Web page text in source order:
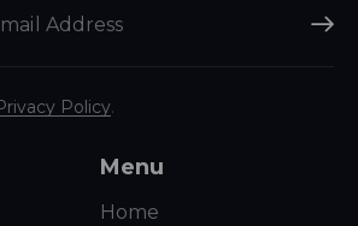
Policy.
Menu
Home